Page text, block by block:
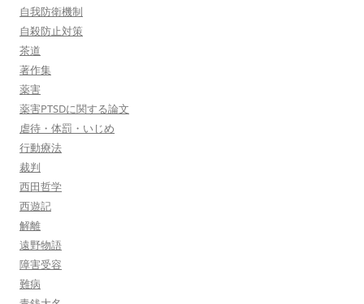
自我防衛機制
自殺防止対策
茶道
著作集
薬害
薬害PTSDに関する論文
虐待・体罰・いじめ
行動療法
裁判
西田哲学
西遊記
解離
遠野物語
障害受容
難病